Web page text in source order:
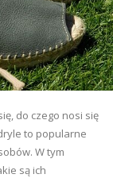
do czego nosi się
to popularne
W tym
są ich